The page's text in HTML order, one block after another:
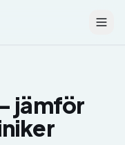
jämför